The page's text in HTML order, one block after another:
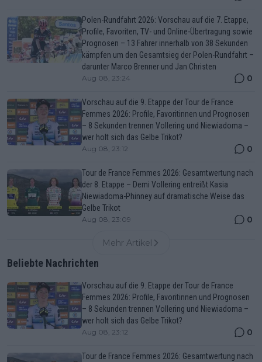
Polen-Rundfahrt 2026: Vorschau auf die 7. Etappe,
Profile, Favoriten, TV- und Online-Übertragung sowie
Prognosen – 13 Fahrer innerhalb von 38 Sekunden
kämpfen um den Gesamtsieg der Polen-Rundfahrt –
darunter Marco Brenner und Jan Christen
Aug 08, 23:24 0
Vorschau auf die 9. Etappe der Tour de France
Femmes 2026: Profile, Favoritinnen und Prognosen
– 8 Sekunden trennen Vollering und Niewiadoma –
wer holt sich das Gelbe Trikot?
Aug 08, 23:12 0
Tour de France Femmes 2026: Gesamtwertung nach
der 8. Etappe – Demi Vollering entreißt Kasia
Niewiadoma-Phinney auf dramatische Weise das
Gelbe Trikot
Aug 08, 23:09 0
Mehr Artikel
Beliebte Nachrichten
Vorschau auf die 9. Etappe der Tour de France
Femmes 2026: Profile, Favoritinnen und Prognosen
– 8 Sekunden trennen Vollering und Niewiadoma –
wer holt sich das Gelbe Trikot?
Aug 08, 23:12 0
Tour de France Femmes 2026: Gesamtwertung nach